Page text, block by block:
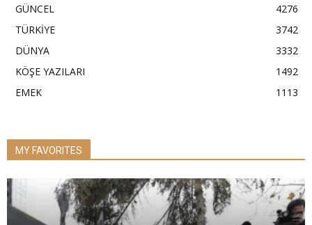
GÜNCEL
4276
TÜRKİYE
3742
DÜNYA
3332
KÖŞE YAZILARI
1492
EMEK
1113
MY FAVORITES